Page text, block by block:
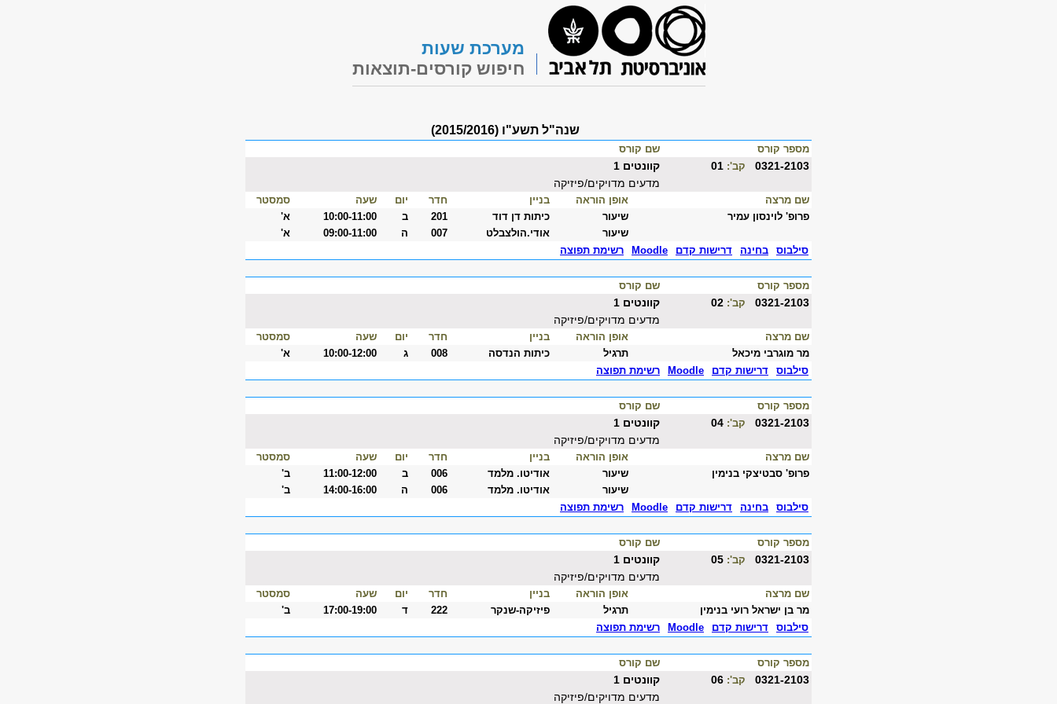
מערכת שעות
חיפוש קורסים-תוצאות
שנה"ל תשע"ו (2015/2016)
מספר קורס שם קורס
0321-2103 קב':
קוונטים 1
מדעים מדויקים/פיזיקה
שם מרצה אופן הוראה בניין חדר יום שעה
סמסטר
פרופ' לוינסון עמיר
שיעור כיתות דן דוד 201 ב 10:00-11:00
א'
שיעור
אודי.הולצבלט 007 ה 09:00-11:00
א'
סילבוס
בחינה דרישות קדם Moodle רשימת תפוצה
מספר קורס שם קורס
0321-2103 קב':
קוונטים 1
מדעים מדויקים/פיזיקה
שם מרצה אופן הוראה בניין חדר יום שעה
סמסטר
מר מוגרבי מיכאל
תרגיל כיתות הנדסה 008 ג 10:00-12:00
א'
סילבוס
דרישות קדם Moodle רשימת תפוצה
מספר קורס שם קורס
0321-2103 קב':
קוונטים 1
מדעים מדויקים/פיזיקה
שם מרצה אופן הוראה בניין חדר יום שעה
סמסטר
פרופ' סבטיצקי בנימין
שיעור אודיטו. מלמד 006 ב 11:00-12:00
ב'
שיעור
אודיטו. מלמד 006 ה 14:00-16:00
ב'
סילבוס
בחינה דרישות קדם Moodle רשימת תפוצה
מספר קורס שם קורס
0321-2103 קב':
קוונטים 1
מדעים מדויקים/פיזיקה
שם מרצה אופן הוראה בניין חדר יום שעה
סמסטר
מר בן ישראל רועי בנימין
תרגיל פיזיקה-שנקר 222 ד 17:00-19:00
ב'
סילבוס
דרישות קדם Moodle רשימת תפוצה
מספר קורס שם קורס
0321-2103 קב':
קוונטים 1
מדעים מדויקים/פיזיקה